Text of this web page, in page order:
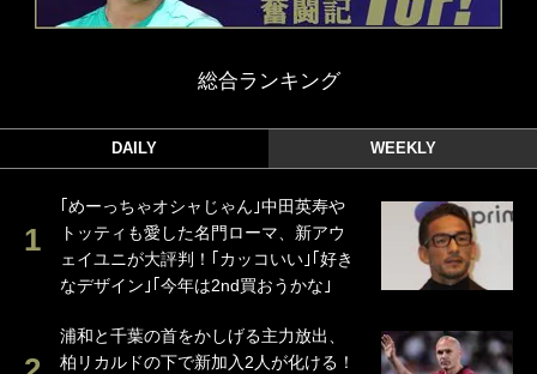
総合ランキング
DAILY WEEKLY
｢めーっちゃオシャじゃん｣中田英寿や
トッティも愛した名門ローマ、新アウ
ェイユニが大評判！｢カッコいい｣｢好き
なデザイン｣｢今年は2nd買おうかな｣
浦和と千葉の首をかしげる主力放出、
柏リカルドの下で新加入2人が化ける！